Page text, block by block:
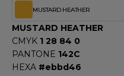
MUSTARD HEATHER
MUSTARD HEATHER
CMYK 1 28 84 0
PANTONE 142C
HEXA #ebbd46